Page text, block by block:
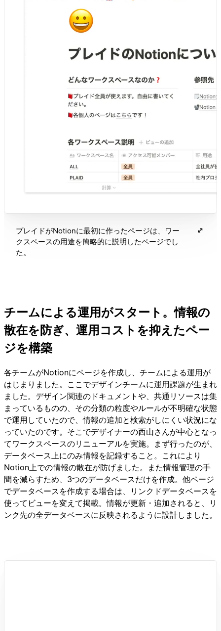
プレイドがNotionに最初に作ったページは、ワー
クスペースの用途を簡略的に説明したページでし
た。
チームによる運用がスタート。情報の
散在を防ぎ、運用コストを抑えたペー
ジを構築
各チームがNotionにページを作成し、チームによる運用が
はじまりました。ここでデザインチームに運用課題が生まれ
ました。デザイン関連のドキュメントや、共通リソースは集
まっているものの、その分類の粒度やルールが不明確な状態
で運用していたので、情報の追加と検索がしにくい状況にな
っていたのです。そこでデザイナーの西山さんが中心となっ
てワークスペースのリニューアルを実施。まず行ったのが、
データベース上にのみ情報を記録すること。これにより
Notion上での情報の散在が防げました。また情報管理の手
間を減らすため、3つのデータベースだけを作成。他ページ
でデータベースを作成する場合は、リンクドデータベースを
使ってビューを変えて掲載。情報が更新・追加されると、リ
ンク先の全データベースに反映されるように設計しました。